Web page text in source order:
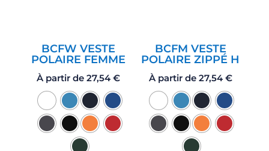
BCFW VESTE
POLAIRE FEMME
À partir de27,54€
BCFM VESTE
POLAIRE ZIPPÉ H
À partir de 27,54 €